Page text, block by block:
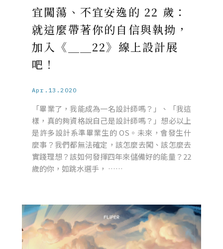
宜闖蕩、不宜安逸的 22 歲：
就這麼帶著你的自信與執拗，
加入《＿＿22》線上設計展
吧！
Apr.13.2020
「畢業了，我能成為一名設計師嗎？」、「我這
樣，真的夠資格說自己是設計師嗎？」想必以上
是許多設計系準畢業生的 OS。未來，會發生什
麼事？我們都無法確定，該怎麼去闖、該怎麼去
實踐理想？該如何發揮四年來儲備好的能量？22
歲的你，如跳水選手， ……